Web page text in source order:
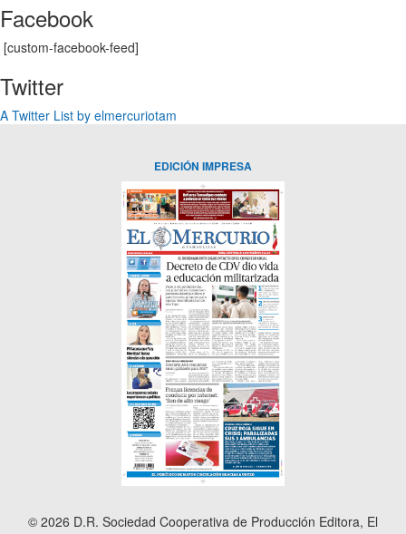
Facebook
[custom-facebook-feed]
Twitter
A Twitter List by elmercuriotam
EDICIÓN IMPRESA
© 2026 D.R. Sociedad Cooperativa de Producción Editora, El